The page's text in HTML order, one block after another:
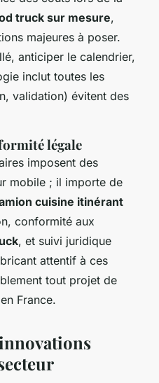
truck sur mesure,
majeures à poser.
anticiper le calendrier,
inclut toutes les
validation) évitent des
légale
imposent des
mobile ; il importe de
cuisine itinérant
conformité aux
, et suivi juridique
attentif à ces
tout projet de
en France.